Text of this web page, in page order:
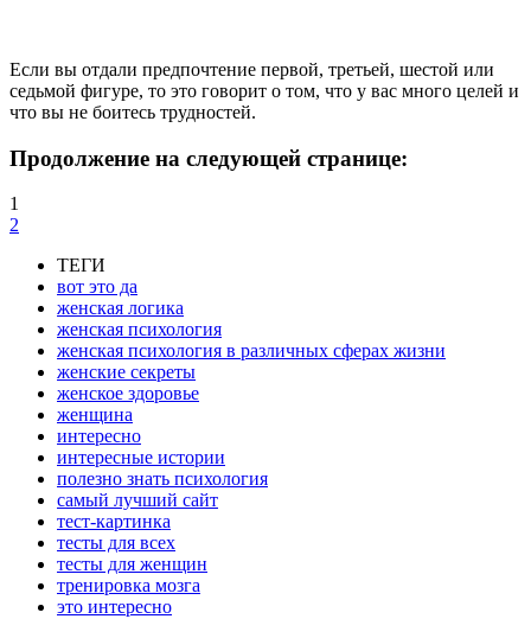
Если вы отдали предпочтение первой, третьей, шестой или
седьмой фигуре, то это говорит о том, что у вас много целей и
что вы не боитесь трудностей.
Продолжение на следующей странице:
1
2
ТЕГИ
вот это да
женская логика
женская психология
женская психология в различных сферах жизни
женские секреты
женское здоровье
женщина
интересно
интересные истории
полезно знать психология
самый лучший сайт
тест-картинка
тесты для всех
тесты для женщин
тренировка мозга
это интересно